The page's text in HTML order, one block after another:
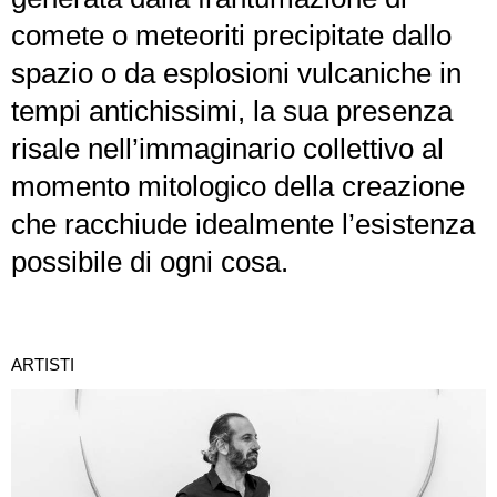
comete o meteoriti precipitate dallo
spazio o da esplosioni vulcaniche in
tempi antichissimi, la sua presenza
risale nell’immaginario collettivo al
momento mitologico della creazione
che racchiude idealmente l’esistenza
possibile di ogni cosa.
ARTISTI